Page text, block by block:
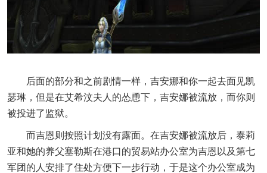
后面的部分和之前剧情一样，吉安娜和你一起去面见凯
瑟琳，但是在艾希汶夫人的怂恿下，吉安娜被流放，而你则
被投进了监狱。
而吉恩则按照计划没有露面。在吉安娜被流放后，泰莉
亚和她的养父塞勒斯在港口的贸易站办公室为吉恩以及第七
军团的人安排了住处方便下一步行动，于是这个办公室成为